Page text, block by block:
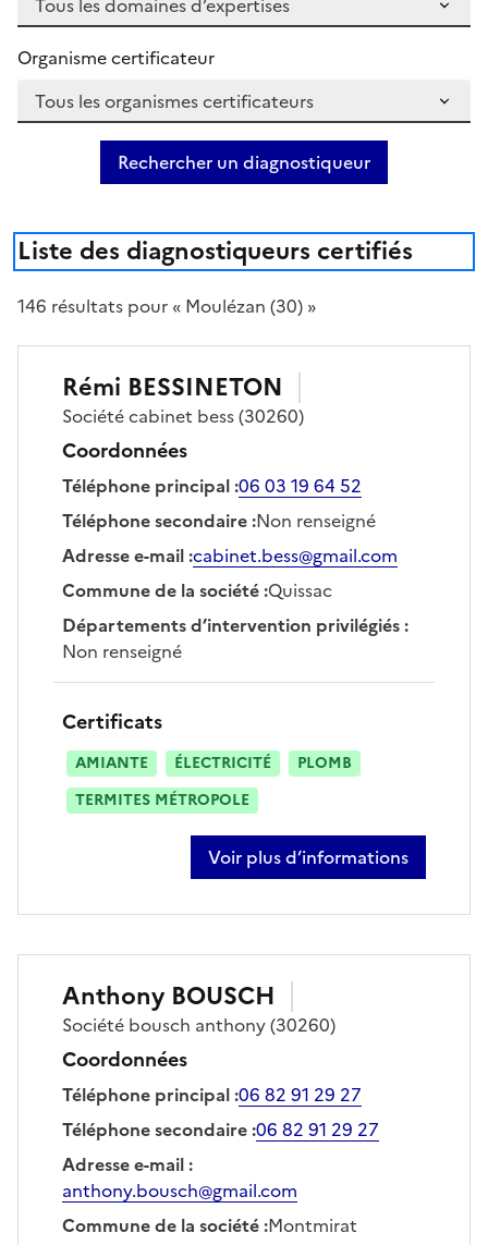
Organisme certificateur
Rechercher un diagnostiqueur
Liste des diagnostiqueurs certifiés
146 résultats pour « Moulézan (30) »
Rémi BESSINETON
Sociétécabinet bess(30260)
Coordonnées
Téléphone principal:06 03 19 64 52
Téléphone secondaire:Non renseigné
Adresse e-mail:cabinet.bess@gmail.com
Commune de la société:Quissac
Départements d’intervention privilégiés:
Non renseigné
Certificats
AMIANTE ÉLECTRICITÉ
PLOMB
TERMITES MÉTROPOLE
Voir plus d’informations
sur rémi bessineton
Anthony BOUSCH
Société bousch anthony(30260)
Coordonnées
Téléphone principal:06 82 91 29 27
Téléphone secondaire:06 82 91 29 27
Adresse e-mail:
anthony.bousch@gmail.com
Commune de la société:Montmirat